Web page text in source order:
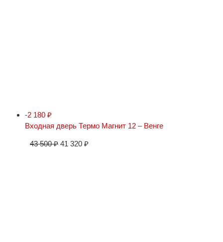
-2 180 ₽
Входная дверь Термо Магнит 12 – Венге
43 500₽ 41 320 ₽